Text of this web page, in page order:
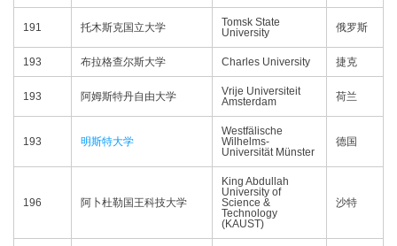
191 托木斯克国立大学
Tomsk State
University
俄罗斯
193 布拉格查尔斯大学 Charles University 捷克
193 阿姆斯特丹自由大学
Vrije Universiteit
Amsterdam
荷兰
193 明斯特大学
Westfälische
Wilhelms-
Universität Münster
德国
196 阿卜杜勒国王科技大学
King Abdullah
University of
Science &
Technology
(KAUST)
沙特